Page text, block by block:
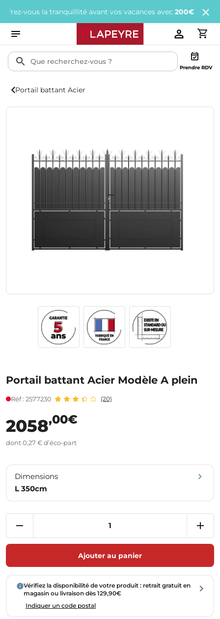
vous la tranquillité avant vos vacances avec200€ offerts tous
Prendre RDV
Portail battant Acier
Portail battant Acier Modèle A plein
Réf : 2577230 (20)
2058,00€
dont 0,27 € d’éco-part
Dimensions
L 350cm
Ajouter au panier
Vérifiez la disponibilité de votre produit : retrait gratuit en
magasin ou livraison dès 129,90€
Indiquer un code postal